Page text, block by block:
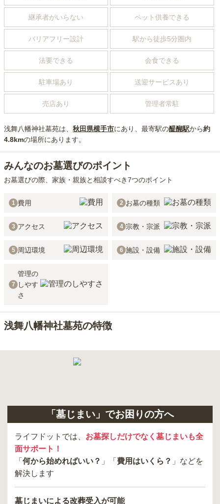
継承者がいらない ペット供養できる
バリアフリー設計 駅から徒歩5分圏内
法要できる 会食できる
駐車場あり 送迎サービスあり
売店あり 管理者常駐
浅舞八幡神社墓苑は、 秋田県横手市にあり 、最寄駅の醍醐駅から約
4.8kmの場所にあり ます。
みんなのお墓選びのポイント
お墓選びの際、家族・親族と相談すべき7つのポイント
1 費用 2 お墓の種類
3 アクセス 4 宗教・宗派
5 周辺環境 6 施設・設備
7
管理の
しやす
さ
浅舞八幡神社墓苑の特徴
「墓じまい」でお困りの方へ
ライフドットでは、 お墓探しだけでなく墓じまいも全
面サポート！
「 何から始めればいい？ 」「 費用はいくら？ 」などを
解決します
墓じまいによる改葬受入が可能